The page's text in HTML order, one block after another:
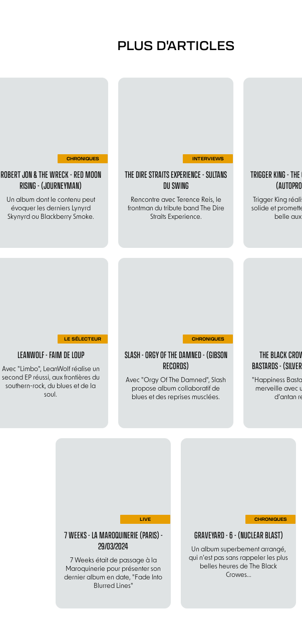
PLUS D'ARTICLES
CHRONIQUES
ROBERT JON & THE WRECK - RED MOON
RISING - (JOURNEYMAN)
Un album dont le contenu peut
évoquer les derniers Lynyrd
Skynyrd ou Blackberry Smoke.
INTERVIEWS
THE DIRE STRAITS EXPERIENCE - SULTANS
DU SWING
Rencontre avec Terence Reis, le
frontman du tribute band The Dire
Straits Experience.
TRIGGER KING -
Trigger King
solide et
belle
LE SÉLECTEUR
LEANWOLF - FAIM DE LOUP
Avec "Limbo", LeanWolf réalise un
second EP réussi, aux frontières du
southern-rock, du blues et de la
soul.
CHRONIQUES
SLASH - ORGY OF THE DAMNED - (GIBSON
RECORDS)
Avec "Orgy Of The Damned", Slash
propose album collaboratif de
blues et des reprises musclées.
THE BLACK
BASTARDS -
"Happiness
merveille avec
d’antan
LIVE
7 WEEKS - LA MAROQUINERIE (PARIS) -
29/03/2024
7 Weeks était de passage à la
Maroquinerie pour présenter son
dernier album en date, "Fade Into
Blurred Lines"
CHRONIQUES
GRAVEYARD - 6 - (NUCLEAR BLAST)
Un album superbement arrangé,
qui n’est pas sans rappeler les plus
belles heures de The Black
Crowes...